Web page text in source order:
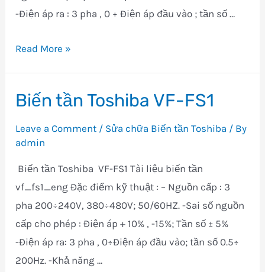
-Điện áp ra : 3 pha , 0 ÷ Điện áp đầu vào ; tần số …
Biến
VF-
Read More »
Biến tần Toshiba VF-FS1
Leave a Comment / Sửa chữa Biến tần Toshiba / By
admin
Biến tần Toshiba VF-FS1 Tài liệu biến tần
vf_fs1_eng Đặc điểm kỹ thuật : – Nguồn cấp : 3
pha 200÷240V, 380÷480V; 50/60HZ. -Sai số nguồn
cấp cho phép : Điện áp + 10% , -15%; Tần số ± 5%
-Điện áp ra: 3 pha , 0÷Điện áp đầu vào; tần số 0.5÷
200Hz. -Khả năng …